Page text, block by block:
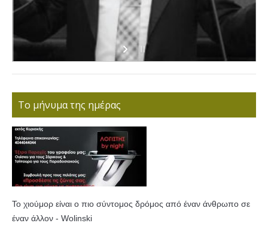
Το μήνυμα της ημέρας
Το χιούμορ είναι ο πιο σύντομος δρόμος από έναν άνθρωπο σε
έναν άλλον - Wolinski